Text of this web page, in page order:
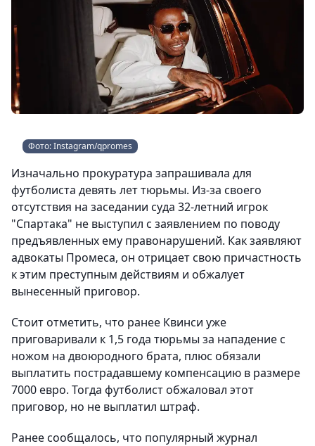
Фото: Instagram/qpromes
Изначально прокуратура запрашивала для
футболиста девять лет тюрьмы. Из-за своего
отсутствия на заседании суда 32-летний игрок
"Спартака" не выступил с заявлением по поводу
предъявленных ему правонарушений. Как заявляют
адвокаты Промеса, он отрицает свою причастность
к этим преступным действиям и обжалует
вынесенный приговор.
Стоит отметить, что ранее Квинси уже
приговаривали к 1,5 года тюрьмы за нападение с
ножом на двоюродного брата, плюс обязали
выплатить пострадавшему компенсацию в размере
7000 евро. Тогда футболист обжаловал этот
приговор, но не выплатил штраф.
Ранее сообщалось, что популярный журнал